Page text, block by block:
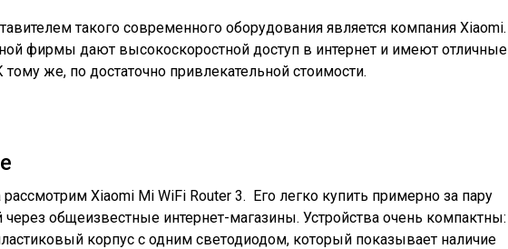
такого современного оборудования является компания Xiaomi.
фирмы дают высокоскоростной доступ в интернет и имеют отличные
тому же, по достаточно привлекательной стоимости.
Xiaomi Mi WiFi Router 3. Его легко купить примерно за пару
через общеизвестные интернет-магазины. Устройства очень компактны:
корпус с одним светодиодом, который показывает наличие